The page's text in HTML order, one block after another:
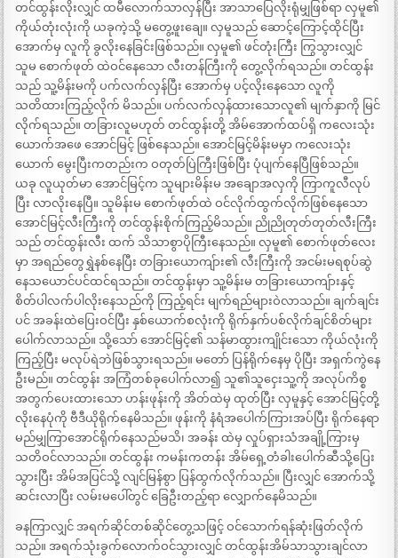
တင်ထွန်းလိုးလျှင် ထမီလောက်သာလှန်ပြီး အာသာပြေလိုးရုံမျှဖြစ်ရာ လှမူ၏
ကိုယ်တုံးလုံးကို ယခုကဲ့သို့ မတွေ့ဖူးချေ။ လှမူသည် ဆောင့်ကြောင့်ထိုင်ပြီး
အောက်မှ လူကို ခွလိုးနေခြင်းဖြစ်သည်။ လှမူ၏ ဖင်တုံးကြီး ကြွသွားလျှင်
သူမ စောက်ဖုတ် ထဲဝင်နေသော လီးတန်ကြီးကို တွေ့လိုက်ရသည်။ တင်ထွန်း
သည် သူ့မိန်းမကို ပက်လက်လှန်ပြီး အောက်မှ ပင့်လိုးနေသော လူကို
သတိထားကြည့်လိုက် မိသည်။ ပက်လက်လှန်ထားသောလူ၏ မျက်နှာကို မြင်
လိုက်ရသည်။ တခြားလူမဟုတ် တင်ထွန်းတို့ အိမ်အောက်ထပ်ရှိ ကလေးသုံး
ယောက်အဖေ အောင်မြင့် ဖြစ်နေသည်။ အောင်မြင့်မိန်းမမှာ ကလေးသုံး
ယောက် မွေးပြီးကတည်းက ဝတုတ်ပြဲကြီးဖြစ်ပြီး ပုံပျက်နေပြီဖြစ်သည်။
ယခု လူယုတ်မာ အောင်မြင့်က သူများမိန်းမ အချောအလှကို ကြာကူလီလုပ်
ပြီး လာလိုးနေပြီ။ သူမိန်းမ စောက်ဖုတ်ထဲ ဝင်လိုက်ထွက်လိုက်ဖြစ်နေသော
အောင်မြင့်လီးကြီးကို တင်ထွန်းစိုက်ကြည့်မိသည်။ ညိုညိုတုတ်တုတ်လီးကြီး
သည် တင်ထွန်းလီး ထက် သိသာစွာပိုကြီးနေသည်။ လှမူ၏ စောက်ဖုတ်လေး
မှာ အရည်တွေရွှဲနစ်နေပြီး တခြားယောကျ်ား၏ လီးကြီးကို အငမ်းမရစုပ်ဆွဲ
နေသယောင်ပင်ထင်ရသည်။ တင်ထွန်းမှာ သူ့မိန်းမ တခြားယောကျ်ားနှင့်
စိတ်ပါလက်ပါလိုးနေသည်ကို ကြည့်ရင်း မျက်ရည်များဝဲလာသည်။ ချက်ချင်း
ပင် အခန်းထဲပြေးဝင်ပြီး နှစ်ယောက်စလုံးကို ရိုက်နှက်ပစ်လိုက်ချင်စိတ်များ
ပေါက်လာသည်။ သို့သော် အောင်မြင့်၏ သန်မာထွားကျိုင်းသော ကိုယ်လုံးကို
ကြည့်ပြီး မလုပ်ရဲဘဲဖြစ်သွားရသည်။ မတော် ပြန်ရိုက်နေမှ ပိုပြီး အရှက်ကွဲနေ
ဦးမည်။ တင်ထွန်း အကြံတစ်ခုပေါက်လာ၍ သူ၏သူငှေးသူ့ကို အလုပ်ကိစ္စ
အတွက်ပေးထားသော ဟန်းဖုန်းကို အိတ်ထဲမှ ထုတ်ပြီး လှမူနှင့် အောင်မြင့်တို့
လိုးနေပုံကို ဗီဒီယိုရိုက်နေမိသည်။ ဖုန်းကို နံရံအပေါက်ကြားအပ်ပြီး ရိုက်နေရာ
မည်မျှကြာအောင်ရိုက်နေသည်မသိ၊ အခန်း ထဲမှ လှုပ်ရှားသံအချို့ကြားမှ
သတိဝင်လာသည်။ တင်ထွန်း ကမန်းကတန်း အိမ်ရှေ့တံခါးပေါက်ဆီသို့ပြေး
သွားပြီး အိမ်အပြင်သို့ လျင်မြန်စွာ ပြန်ထွက်လိုက်သည်။ ပြီးလျှင် အောက်သို့
ဆင်းလာပြီး လမ်းမပေါ်တွင် ခြေဦးတည့်ရာ လျှောက်နေမိသည်။
ခနကြာလျှင် အရက်ဆိုင်တစ်ဆိုင်တွေ့သဖြင့် ဝင်သောက်ရန်ဆုံးဖြတ်လိုက်
သည်။ အရက်သုံးခွက်လောက်ဝင်သွားလျှင် တင်ထွန်းအိမ်သာသွားချင်လာ